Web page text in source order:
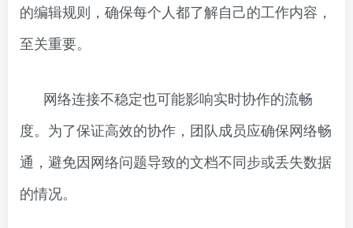
的编辑规则，确保每个人都了解自己的工作内容，
至关重要。
网络连接不稳定也可能影响实时协作的流畅
度。为了保证高效的协作，团队成员应确保网络畅
通，避免因网络问题导致的文档不同步或丢失数据
的情况。